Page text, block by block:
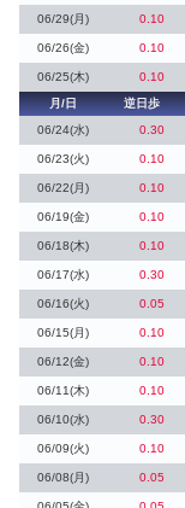
06/29(月) 0.10
06/26(金) 0.10
06/25(木) 0.10
月/日
逆日歩
06/24(水)
0.30
06/23(火) 0.10
06/22(月) 0.10
06/19(金) 0.10
06/18(木) 0.10
06/17(水) 0.30
06/16(火) 0.05
06/15(月) 0.10
06/12(金) 0.10
06/11(木) 0.10
06/10(水) 0.30
06/09(火) 0.10
06/08(月) 0.05